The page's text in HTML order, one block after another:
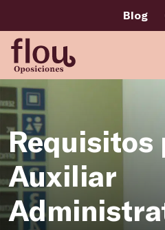
Blog
Requisitos
Auxiliar